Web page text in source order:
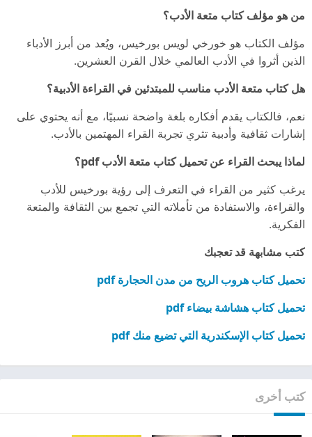
من هو مؤلف كتاب متعة الأدب؟
مؤلف الكتاب هو خورخي لويس بورخيس، ويُعد من أبرز الأدباء
الذين أثروا في الأدب العالمي خلال القرن العشرين.
هل كتاب متعة الأدب مناسب للمبتدئين في القراءة الأدبية؟
نعم، فالكتاب يقدم أفكاره بلغة واضحة نسبيًا، مع أنه يحتوي على
إشارات ثقافية وأدبية تثري تجربة القراء المهتمين بالأدب.
لماذا يبحث القراء عن تحميل كتاب متعة الأدب pdf؟
يرغب كثير من القراء في التعرف إلى رؤية بورخيس للأدب
والقراءة، والاستفادة من تأملاته التي تجمع بين الثقافة والمتعة
الفكرية.
كتب مشابهة قد تعجبك
تحميل كتاب هروب الريح من مدن الحجارة pdf
تحميل كتاب هشاشة بيضاء pdf
تحميل كتاب الإسكندرية التي تضيع منك pdf
كتب أخرى